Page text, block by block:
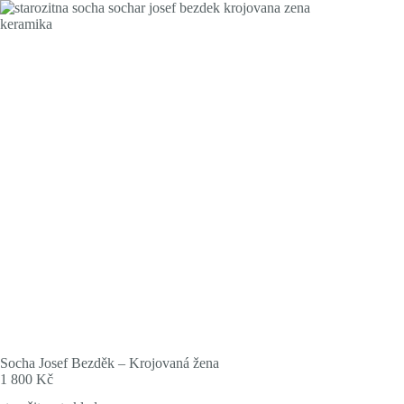
Skip
to
Socha Josef Bezděk – Krojovaná žena
1 800 Kč